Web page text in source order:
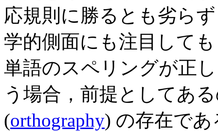
応規則に勝るとも劣ら
学的側面にも注目して
単語のスペリングが正
う場合，前提としてあ
(orthography) の存在で